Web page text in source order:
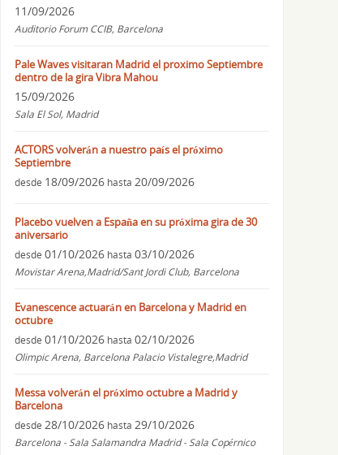
11/09/2026
Auditorio Forum CCIB, Barcelona
Pale Waves visitaran Madrid el proximo Septiembre
dentro de la gira Vibra Mahou
15/09/2026
Sala El Sol, Madrid
ACTORS volverán a nuestro país el próximo
Septiembre
desde 18/09/2026 hasta 20/09/2026
Placebo vuelven a España en su próxima gira de 30
aniversario
desde 01/10/2026 hasta 03/10/2026
Movistar Arena,Madrid/Sant Jordi Club, Barcelona
Evanescence actuarán en Barcelona y Madrid en
octubre
desde 01/10/2026 hasta 02/10/2026
Olimpic Arena, Barcelona Palacio Vistalegre,Madrid
Messa volverán el próximo octubre a Madrid y
Barcelona
desde 28/10/2026 hasta 29/10/2026
Barcelona - Sala Salamandra Madrid - Sala Copérnico